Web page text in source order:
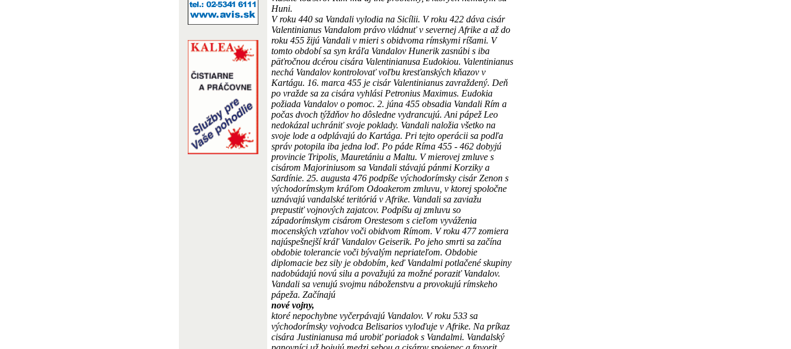
Huni.
V roku 440 sa Vandali vylodia na Sicílii. V roku 422 dáva cisár
Valentinianus Vandalom právo vládnuť v severnej Afrike a až do
roku 455 žijú Vandali v mieri s obidvoma rímskymi ríšami. V
tomto období sa syn kráľa Vandalov Hunerik zasnúbi s iba
päťročnou dcérou cisára Valentinianusa Eudokiou. Valentinianus
nechá Vandalov kontrolovať voľbu kresťanských kňazov v
Kartágu. 16. marca 455 je cisár Valentinianus zavraždený. Deň
po vražde sa za cisára vyhlási Petronius Maximus. Eudokia
požiada Vandalov o pomoc. 2. júna 455 obsadia Vandali Rím a
počas dvoch týždňov ho dôsledne vydrancujú. Ani pápež Leo
nedokázal uchrániť svoje poklady. Vandali naložia všetko na
svoje lode a odplávajú do Kartága. Pri tejto operácii sa podľa
správ potopila iba jedna loď. Po páde Ríma 455 - 462 dobyjú
provincie Tripolis, Mauretániu a Maltu. V mierovej zmluve s
cisárom Majoriniusom sa Vandali stávajú pánmi Korziky a
Sardínie. 25. augusta 476 podpíše východorímsky cisár Zenon s
východorímskym kráľom Odoakerom zmluvu, v ktorej spoločne
uznávajú vandalské teritóriá v Afrike. Vandali sa zaviažu
prepustiť vojnových zajatcov. Podpíšu aj zmluvu so
západorímskym cisárom Orestesom s cieľom vyváženia
mocenských vzťahov voči obidvom Rímom. V roku 477 zomiera
najúspešnejší kráľ Vandalov Geiserik. Po jeho smrti sa začína
obdobie tolerancie voči bývalým nepriateľom. Obdobie
diplomacie bez sily je obdobím, keď Vandalmi potlačené skupiny
nadobúdajú novú silu a považujú za možné poraziť Vandalov.
Vandali sa venujú svojmu náboženstvu a provokujú rímskeho
pápeža. Začínajú
nové vojny,
ktoré nepochybne vyčerpávajú Vandalov. V roku 533 sa
východorímsky vojvodca Belisarios vyloďuje v Afrike. Na príkaz
cisára Justinianusa má urobiť poriadok s Vandalmi. Vandalský